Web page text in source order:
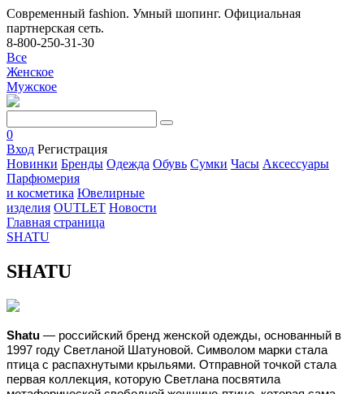
Современный fashion. Умный шопинг. Официальная
партнерская сеть.
8-800-250-31-30
Все
Женское
Мужское
0
Вход Регистрация
Новинки Бренды Одежда Обувь Сумки Часы Аксессуары
Парфюмерия
и косметика Ювелирные
изделия OUTLET Новости
Главная страница
SHATU
SHATU
Shatu — российский бренд женской одежды, основанный в
1997 году Светланой Шатуновой. Символом марки стала
птица с распахнутыми крыльями. Отправной точкой стала
первая коллекция, которую Светлана посвятила